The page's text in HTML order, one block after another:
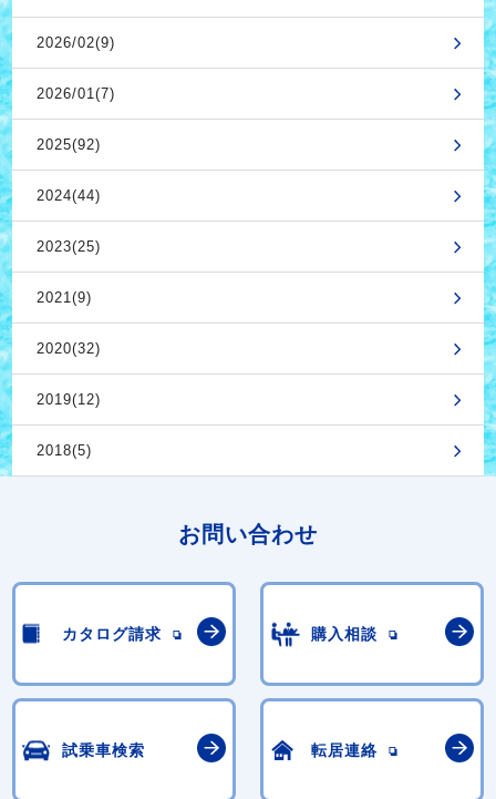
2026/02(9)
2026/01(7)
2025(92)
2024(44)
2023(25)
2021(9)
2020(32)
2019(12)
2018(5)
お問い合わせ
カタログ請求 購入相談
試乗車検索 転居連絡